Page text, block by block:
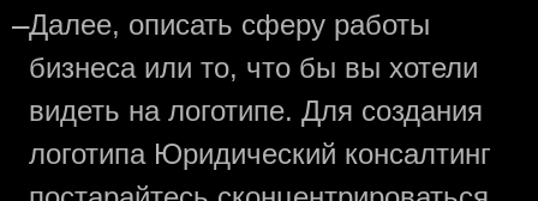
—Далее, описать сферу работы
бизнеса или то, что бы вы хотели
видеть на логотипе. Для создания
логотипа Юридический консалтинг